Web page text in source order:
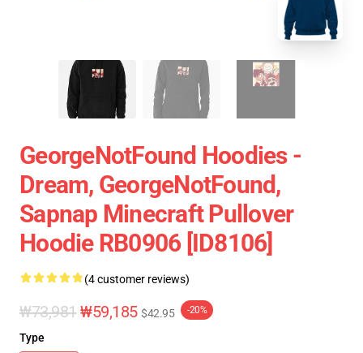
GeorgeNotFound Hoodies -
Dream, GeorgeNotFound,
Sapnap Minecraft Pullover
Hoodie RB0906 [ID8106]
(4 customer reviews)
₩73,981 ₩59,185 $42.95 -20%
Type